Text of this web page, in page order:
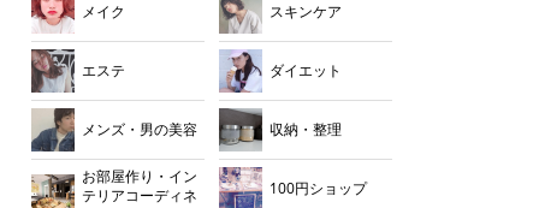
メイク スキンケア
エステ ダイエット
メンズ・男の美容 収納・整理
お部屋作り・イン
テリアコーディネ
100円ショップ